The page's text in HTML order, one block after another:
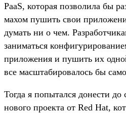
PaaS, которая позволила бы
махом пушить свои
думать ни о чем.
заниматься
приложения и пушить их
все масштабировалось бы
Тогда я попытался донести до
нового проекта от Red Hat,